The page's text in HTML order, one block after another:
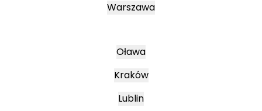
Warszawa
Oława
Kraków
Lublin